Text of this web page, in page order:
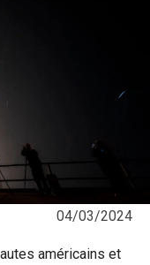
04/03/2024
américains et